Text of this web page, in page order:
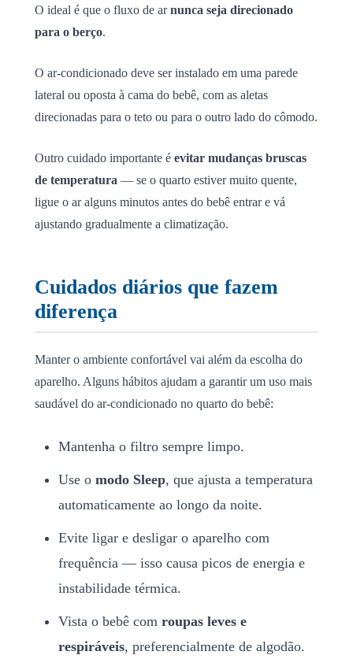
O ideal é que o fluxo de arnunca seja direcionado
para o berço.
O ar-condicionado deve ser instalado em uma parede
lateral ou oposta à cama do bebê, com as aletas
direcionadas para o teto ou para o outro lado do cômodo.
Outro cuidado importante é evitar mudanças bruscas
de temperatura — se o quarto estiver muito quente,
ligue o ar alguns minutos antes do bebê entrar e vá
ajustando gradualmente a climatização.
Cuidados diários que fazem
diferença
Manter o ambiente confortável vai além da escolha do
aparelho. Alguns hábitos ajudam a garantir um uso mais
saudável do ar-condicionado no quarto do bebê:
Mantenha o filtro sempre limpo.
Use o modo Sleep, que ajusta a temperatura
automaticamente ao longo da noite.
Evite ligar e desligar o aparelho com
frequência — isso causa picos de energia e
instabilidade térmica.
Vista o bebê com roupas leves e
respiráveis, preferencialmente de algodão.